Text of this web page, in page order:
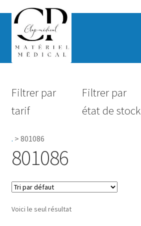
Hygiène
Accessoires Salle de bain
Filtrer par
tarif
Filtrer par
état de stock
. > 801086
801086
Voici le seul résultat